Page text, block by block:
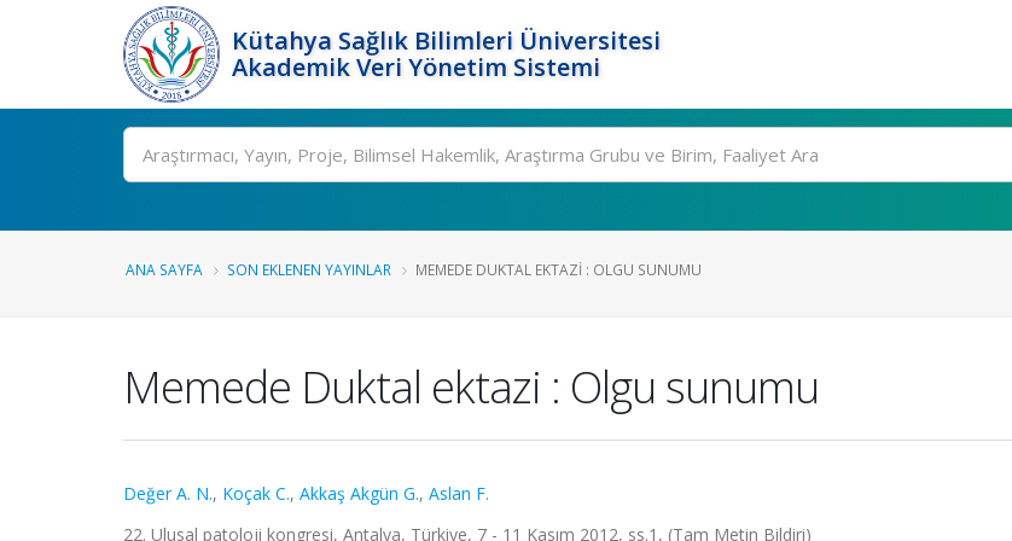
Kütahya Sağlık Bilimleri Üniversitesi
Akademik Veri Yönetim Sistemi
Ara
ANA SAYFA SON EKLENEN YAYINLAR MEMEDE DUKTAL EKTAZI : OLGU SUNUMU
Memede Duktal ektazi : Olgu sunumu
Değer A. N., Koçak C., Akkaş Akgün G., Aslan F.
22. Ulusal patoloji kongresi, Antalya, Türkiye, 7 - 11 Kasım 2012, ss.1, (Tam Metin Bildiri)